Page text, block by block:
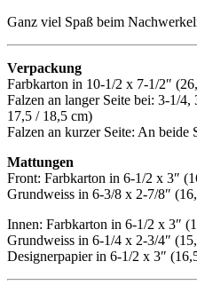
Ganz viel Spaß beim
Verpackung
Farbkarton in 10-1/2 x 7-1/2″
Falzen an langer Seite bei: 3-1/
17,5 / 18,5 cm)
Falzen an kurzer Seite: An beide
Mattungen
Front: Farbkarton in 6-1/2 x 3″
Grundweiss in 6-3/8 x 2-7/8″
Innen: Farbkarton in 6-1/2 x 3″
Grundweiss in 6-1/4 x 2-3/4″
Designerpapier in 6-1/2 x 3″